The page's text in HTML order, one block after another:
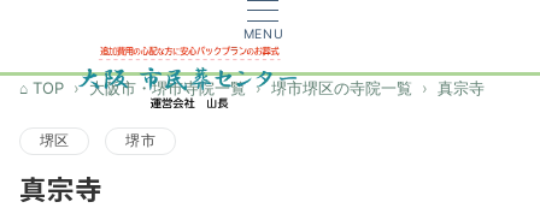
MENU
TOP 大阪市・堺市寺院一覧 堺市堺区の寺院一覧 真宗寺
堺区 堺市
真宗寺